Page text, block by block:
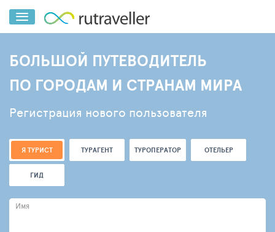
БОЛЬШОЙ ПУТЕВОДИТЕЛЬ
ПО ГОРОДАМ И СТРАНАМ МИРА
Регистрация нового пользователя
Я ТУРИСТ ТУРАГЕНТ ТУРОПЕРАТОР ОТЕЛЬЕР
ГИД
Имя